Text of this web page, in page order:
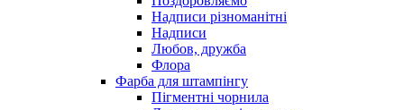
Надписи різноманітні
Надписи
Любов, дружба
Флора
Фарба для штампінгу
Пігментні чорнила